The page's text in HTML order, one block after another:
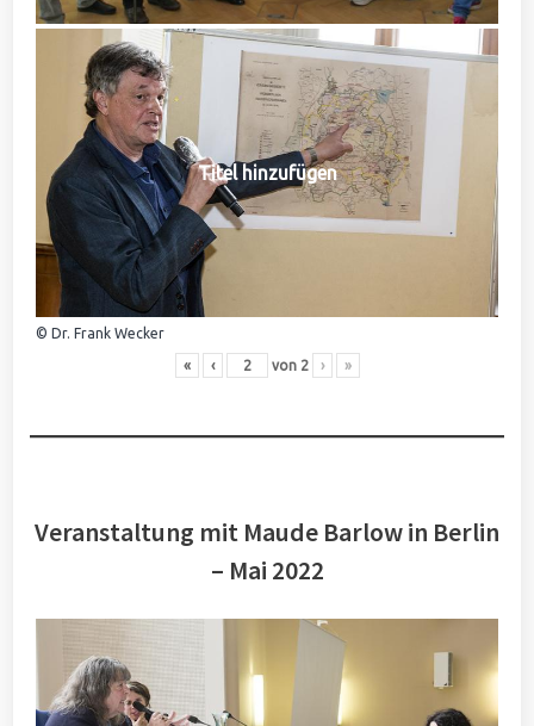
Titel hinzufügen
© Dr. Frank Wecker
« ‹ von 2 › »
Veranstaltung mit Maude Barlow in Berlin
– Mai 2022